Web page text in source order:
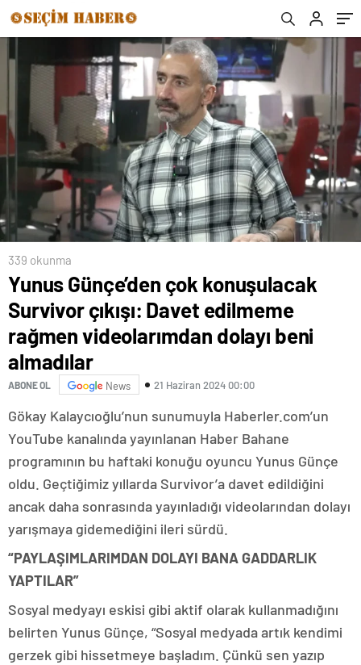
videolarımdan dolayı beni almadılar
339 okunma
Yunus Günçe’den çok konuşulacak
Survivor çıkışı: Davet edilmeme
rağmen videolarımdan dolayı beni
almadılar
ABONE OL News 21 Haziran 2024 00:00
Gökay Kalaycıoğlu’nun sunumuyla Haberler.com’un
YouTube kanalında yayınlanan Haber Bahane
programının bu haftaki konuğu oyuncu Yunus Günçe
oldu. Geçtiğimiz yıllarda Survivor’a davet edildiğini
ancak daha sonrasında yayınladığı videolarından dolayı
yarışmaya gidemediğini ileri sürdü.
“PAYLAŞIMLARIMDAN DOLAYI BANA GADDARLIK
YAPTILAR”
Sosyal medyayı eskisi gibi aktif olarak kullanmadığını
belirten Yunus Günçe, “Sosyal medyada artık kendimi
gerzek gibi hissetmeye başladım. Çünkü sen yazıp